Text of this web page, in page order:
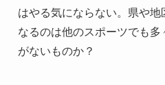
はやる気にならない。県や地
なるのは他のスポーツでも
がないものか？